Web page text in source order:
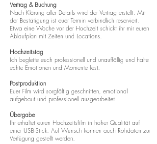
Vertrag & Buchung
Nach Klärung aller Details wird der Vertrag erstellt. Mit
der Bestätigung ist euer Termin verbindlich reserviert.
Etwa eine Woche vor der Hochzeit schickt ihr mir euren
Ablaufplan mit Zeiten und Locations.
Hochzeitstag
Ich begleite euch professionell und unauffällig und halte
echte Emotionen und Momente fest.
Postproduktion
Euer Film wird sorgfältig geschnitten, emotional
aufgebaut und professionell ausgearbeitet.
Übergabe
Ihr erhaltet euren Hochzeitsfilm in hoher Qualität auf
einer USB-Stick. Auf Wunsch können auch Rohdaten zur
Verfügung gestellt werden.